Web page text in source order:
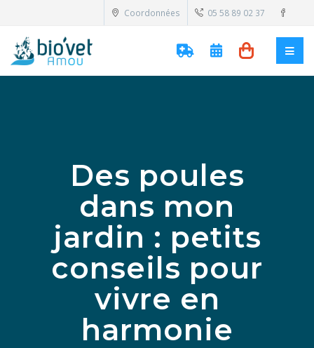
Coordonnées 05 58 89 02 37
Des poules
dans mon
jardin : petits
conseils pour
vivre en
harmonie